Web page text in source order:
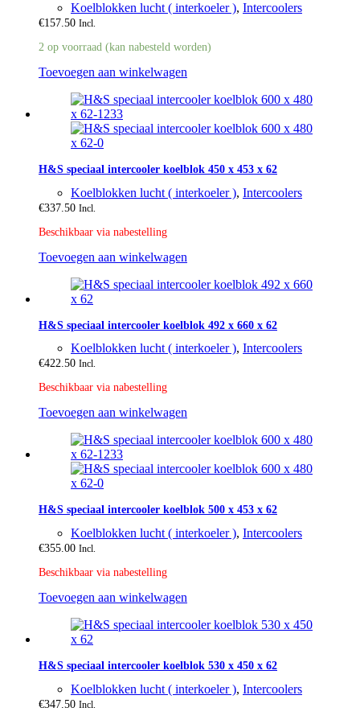
Koelblokken lucht ( interkoeler ), Intercoolers
€157.50 Incl.
2 op voorraad (kan nabesteld worden)
Toevoegen aan winkelwagen
H&S speciaal intercooler koelblok 450 x 453 x 62
Koelblokken lucht ( interkoeler ), Intercoolers
€337.50 Incl.
Beschikbaar via nabestelling
Toevoegen aan winkelwagen
H&S speciaal intercooler koelblok 492 x 660 x 62
Koelblokken lucht ( interkoeler ), Intercoolers
€422.50 Incl.
Beschikbaar via nabestelling
Toevoegen aan winkelwagen
H&S speciaal intercooler koelblok 500 x 453 x 62
Koelblokken lucht ( interkoeler ), Intercoolers
€355.00 Incl.
Beschikbaar via nabestelling
Toevoegen aan winkelwagen
H&S speciaal intercooler koelblok 530 x 450 x 62
Koelblokken lucht ( interkoeler ), Intercoolers
€347.50 Incl.